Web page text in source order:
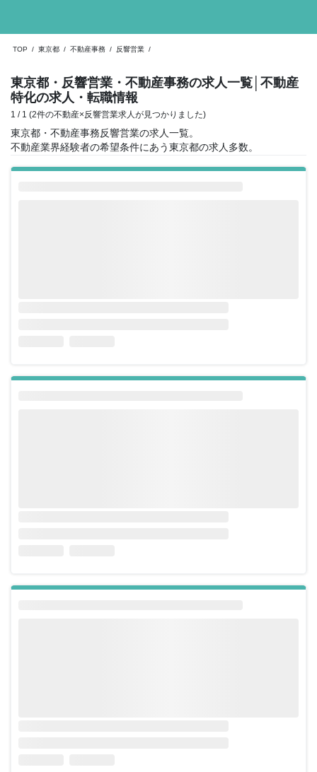
TOP / 東京都 / 不動産事務 / 反響営業 /
東京都・反響営業・不動産事務の求人一覧 │不動産
特化の求人・転職情報
1 / 1 (2件の不動産×反響営業求人が見つかりました)
東京都・不動産事務反響営業の求人一覧。
不動産業界経験者の希望条件にあう東京都の求人多数。